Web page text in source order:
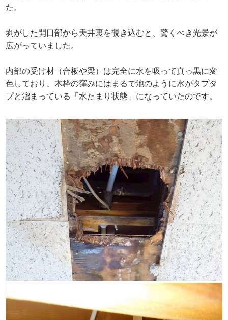
た。
剥がした開口部から天井裏を覗き込むと、驚くべき光景が
広がっていました。
内部の受け材（合板や梁）は完全に水を吸って真っ黒に変
色しており、木枠の窪みにはまるで池のように水がタプタ
プと溜まっている「水たまり状態」になっていたのです。